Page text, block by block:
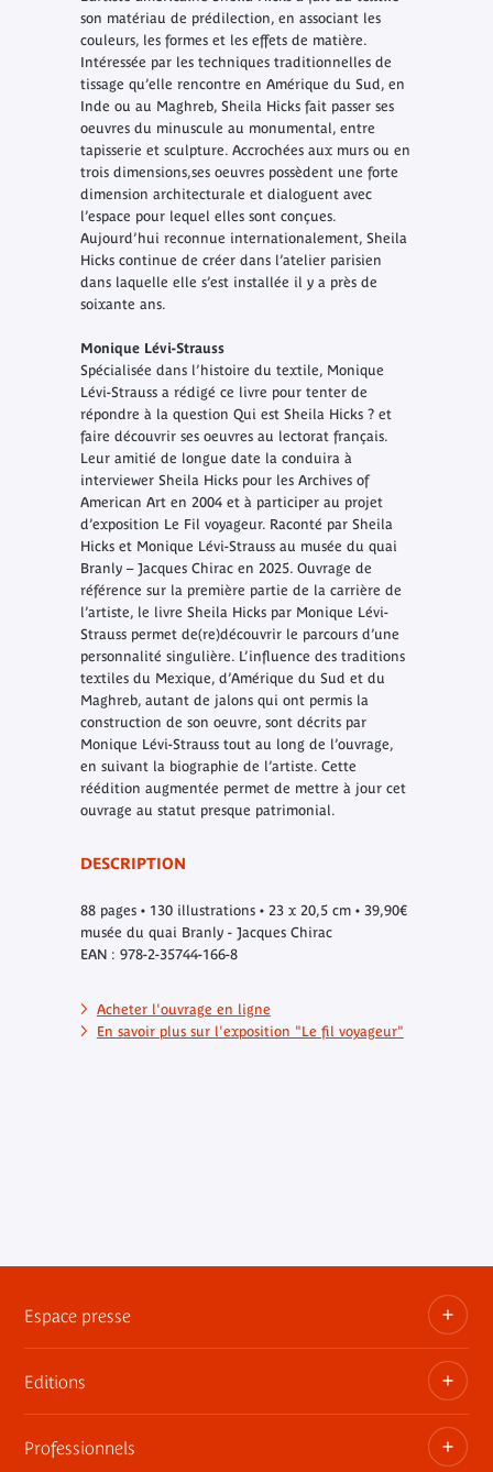
son matériau de prédilection, en associant les
couleurs, les formes et les effets de matière.
Intéressée par les techniques traditionnelles de
tissage qu’elle rencontre en Amérique du Sud, en
Inde ou au Maghreb, Sheila Hicks fait passer ses
oeuvres du minuscule au monumental, entre
tapisserie et sculpture. Accrochées aux murs ou en
trois dimensions,ses oeuvres possèdent une forte
dimension architecturale et dialoguent avec
l’espace pour lequel elles sont conçues.
Aujourd’hui reconnue internationalement, Sheila
Hicks continue de créer dans l’atelier parisien
dans laquelle elle s’est installée il y a près de
soixante ans.
Monique Lévi-Strauss
Spécialisée dans l’histoire du textile, Monique
Lévi-Strauss a rédigé ce livre pour tenter de
répondre à la question Qui est Sheila Hicks ? et
faire découvrir ses oeuvres au lectorat français.
Leur amitié de longue date la conduira à
interviewer Sheila Hicks pour les Archives of
American Art en 2004 et à participer au projet
d’exposition Le Fil voyageur. Raconté par Sheila
Hicks et Monique Lévi-Strauss au musée du quai
Branly – Jacques Chirac en 2025. Ouvrage de
référence sur la première partie de la carrière de
l’artiste, le livre Sheila Hicks par Monique Lévi-
Strauss permet de(re)découvrir le parcours d’une
personnalité singulière. L’influence des traditions
textiles du Mexique, d’Amérique du Sud et du
Maghreb, autant de jalons qui ont permis la
construction de son oeuvre, sont décrits par
Monique Lévi-Strauss tout au long de l’ouvrage,
en suivant la biographie de l’artiste. Cette
réédition augmentée permet de mettre à jour cet
ouvrage au statut presque patrimonial.
DESCRIPTION
88 pages • 130 illustrations • 23 x 20,5 cm • 39,90€
musée du quai Branly - Jacques Chirac
EAN : 978-2-35744-166-8
Acheter l'ouvrage en ligne
En savoir plus sur l'exposition "Le fil voyageur"
Espace presse
Dossiers, communiqués, bandes annonces
Contact presse
Editions
Les publications du musée
Professionnels